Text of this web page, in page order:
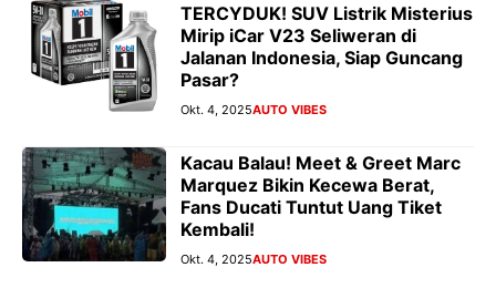
TERCYDUK! SUV Listrik Misterius
Mirip iCar V23 Seliweran di
Jalanan Indonesia, Siap Guncang
Pasar?
Okt. 4, 2025AUTO VIBES
Kacau Balau! Meet & Greet Marc
Marquez Bikin Kecewa Berat,
Fans Ducati Tuntut Uang Tiket
Kembali!
Okt. 4, 2025AUTO VIBES